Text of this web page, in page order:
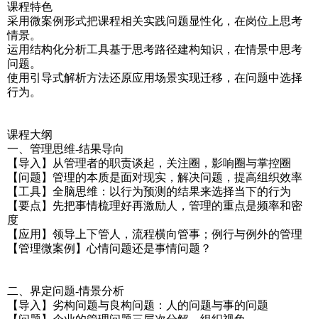
课程特色
采用微案例形式把课程相关实践问题显性化，在岗位上思考
情景。
运用结构化分析工具基于思考路径建构知识，在情景中思考
问题。
使用引导式解析方法还原应用场景实现迁移，在问题中选择
行为。
课程大纲
一、管理思维-结果导向
【导入】从管理者的职责谈起，关注圈，影响圈与掌控圈
【问题】管理的本质是面对现实，解决问题，提高组织效率
【工具】全脑思维：以行为预测的结果来选择当下的行为
【要点】先把事情梳理好再激励人，管理的重点是频率和密
度
【应用】领导上下管人，流程横向管事；例行与例外的管理
【管理微案例】心情问题还是事情问题？
二、界定问题-情景分析
【导入】劣构问题与良构问题：人的问题与事的问题